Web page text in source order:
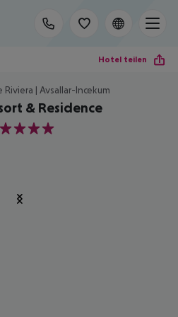
Hotel teilen
Riviera | Avsallar-Incekum
& Residence